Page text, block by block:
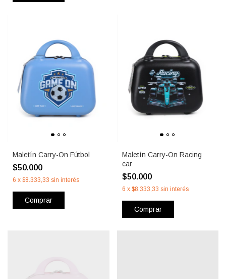
Maletín Carry-On Fútbol
$50.000
6 x $8.333,33 sin interés
Comprar
Maletín Carry-On Racing
car
$50.000
6 x $8.333,33 sin interés
Comprar